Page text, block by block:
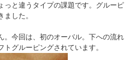
っと違うタイプの課題です。グルーピ
ました。
。今回は、初のオーバル。下への流れ
グルーピングされています。